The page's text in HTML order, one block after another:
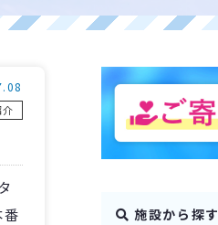
施設から探す